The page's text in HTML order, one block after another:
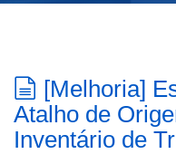
[Melhoria]
Atalho de
Inventário de